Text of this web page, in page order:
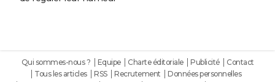
Qui sommes-nous ? Equipe Charte éditoriale Publicité
Contact
Tous les articles
RSS Recrutement
Données personnelles